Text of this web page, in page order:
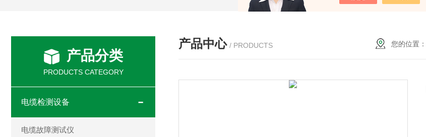
产品分类
PRODUCTS CATEGORY
电缆检测设备
电缆故障测试仪
产品中心 / PRODUCTS 您的位置：